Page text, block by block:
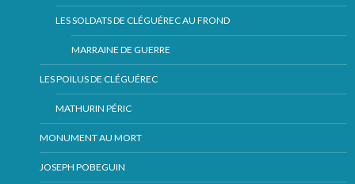
LES SOLDATS DE CLÉGUÉREC AU FROND
MARRAINE DE GUERRE
LES POILUS DE CLÉGUÉREC
MATHURIN PÉRIC
MONUMENT AU MORT
JOSEPH POBEGUIN